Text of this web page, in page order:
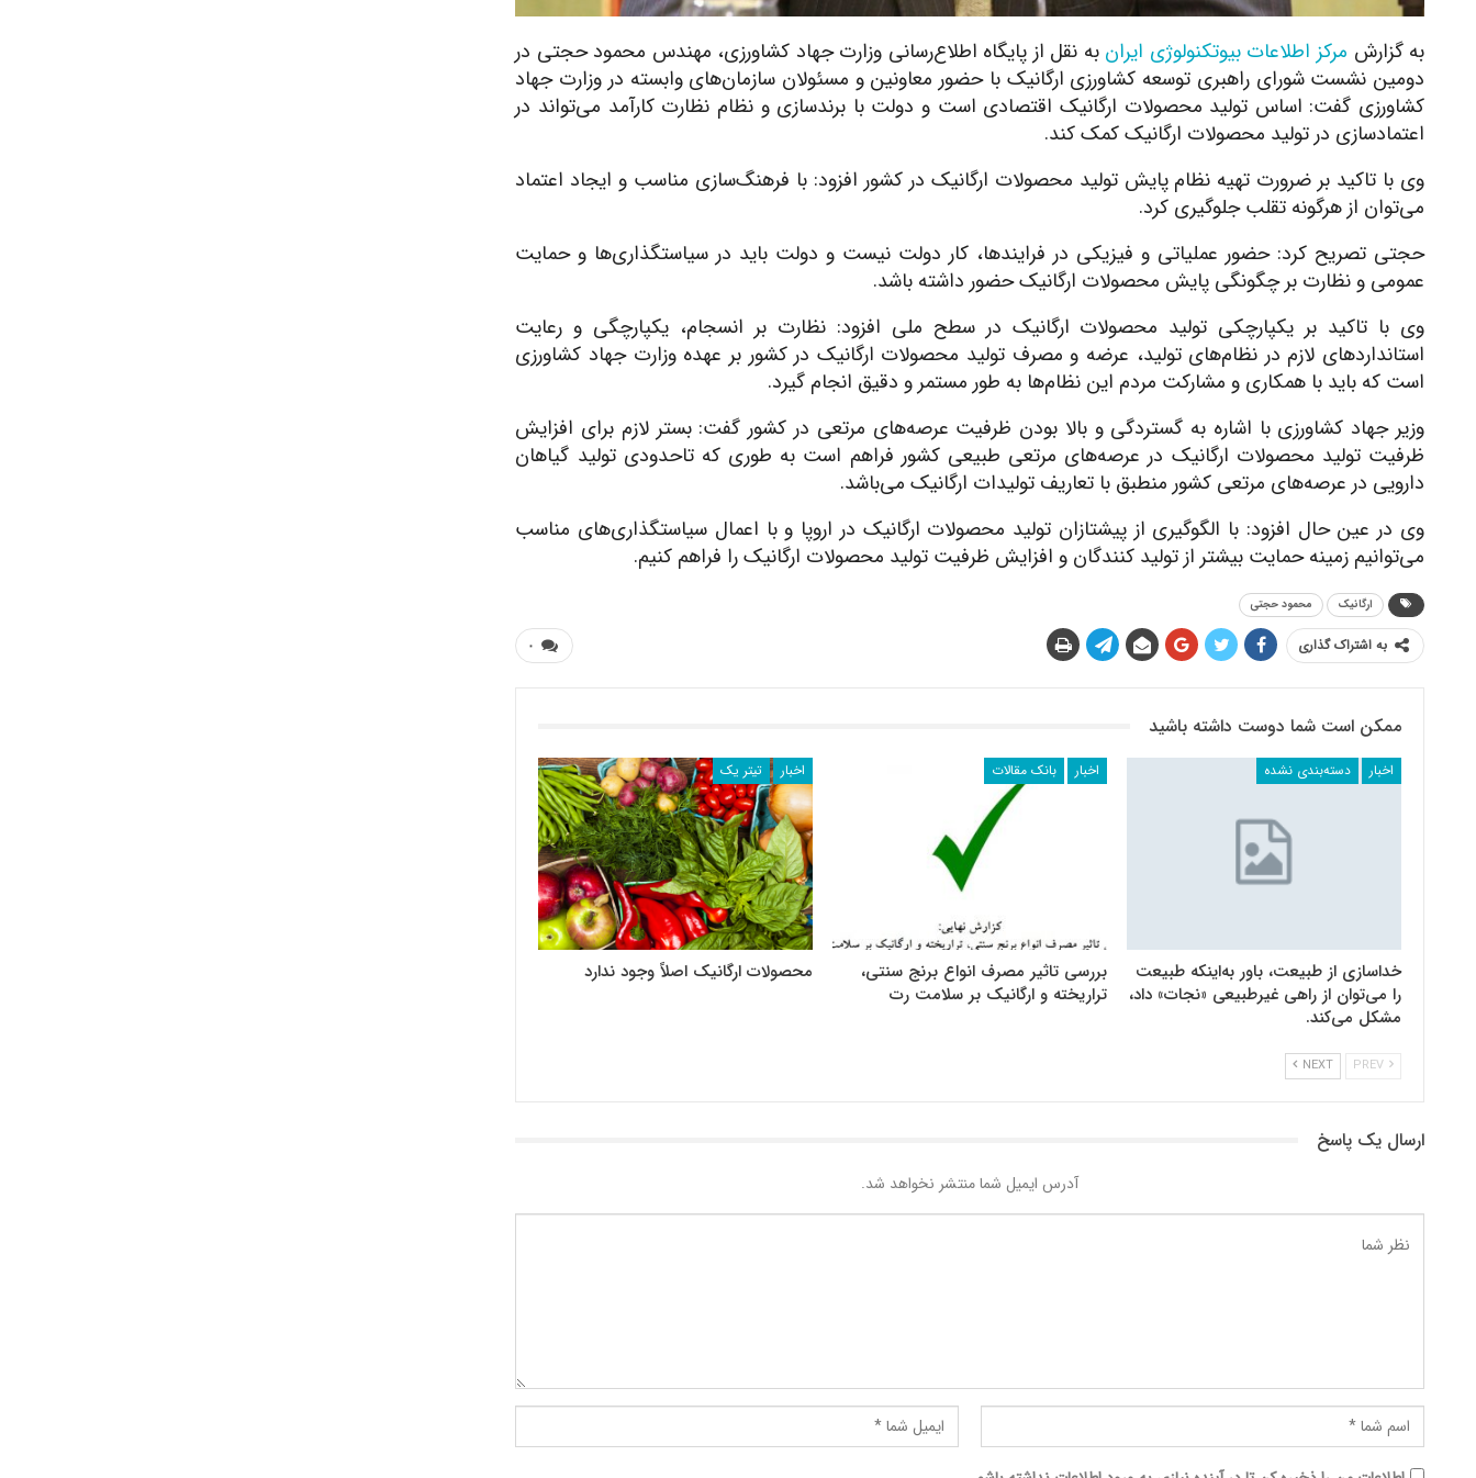
به گزارش مرکز اطلاعات بیوتکنولوژی ایران به نقل از پایگاه اطلاع‌رسانی وزارت جهاد کشاورزی، مهندس محمود حجتی در
دومین نشست شورای راهبری توسعه کشاورزی ارگانیک با حضور معاونین و مسئولان سازمان‌های وابسته در وزارت جهاد
کشاورزی گفت: اساس تولید محصولات ارگانیک اقتصادی است و دولت با برندسازی و نظام نظارت کارآمد می‌تواند در
اعتمادسازی در تولید محصولات ارگانیک کمک کند.
وی با تاکید بر ضرورت تهیه نظام پایش تولید محصولات ارگانیک در کشور افزود: با فرهنگ‌سازی مناسب و ایجاد اعتماد
می‌توان از هرگونه تقلب‌ جلوگیری کرد.
حجتی تصریح کرد: حضور عملیاتی و فیزیکی در فرایندها، کار دولت نیست و دولت باید در سیاستگذاری‌ها و حمایت
عمومی و نظارت بر چگونگی پایش محصولات ارگانیک حضور داشته باشد.
وی با تاکید بر یکپارچکی تولید محصولات ارگانیک در سطح ملی افزود: نظارت بر انسجام، یکپارچگی و رعایت
استانداردهای لازم در نظام‌های تولید، عرضه و مصرف تولید محصولات ارگانیک در کشور بر عهده وزارت جهاد کشاورزی
است که باید با همکاری و مشارکت مردم این نظام‌ها به طور مستمر و دقیق انجام گیرد.
وزیر جهاد کشاورزی با اشاره به گستردگی و بالا بودن ظرفیت عرصه‌های مرتعی در کشور گفت: بستر لازم برای افزایش
ظرفیت تولید محصولات ارگانیک در عرصه‌های مرتعی طبیعی کشور فراهم است به طوری که تاحدودی تولید گیاهان
دارویی در عرصه‌های مرتعی کشور منطبق با تعاریف تولیدات ارگانیک می‌باشد.
وی در عین حال افزود: با الگوگیری از پیشتازان تولید محصولات ارگانیک در اروپا و با اعمال سیاستگذاری‌های مناسب
می‌توانیم زمینه حمایت بیشتر از تولید کنندگان و افزایش ظرفیت تولید محصولات ارگانیک را فراهم کنیم.
ارگانیک محمود حجتی
۰ به اشتراک گذاری
ممکن است شما دوست داشته باشید
اخبار دسته‌بندی نشده
خداسازی از طبیعت، باور به‌‌اینکه طبیعت
را می‌‌توان از راهی غیرطبیعی «نجات» داد،
مشکل می‌‌کند.
اخبار بانک مقالات
بررسی تاثیر مصرف انواع برنج سنتی،
تراریخته و ارگانیک بر سلامت رت
اخبار تیتر یک
محصولات ارگانیک اصلاً وجود ندارد
NEXT
ارسال یک پاسخ
آدرس ایمیل شما منتشر نخواهد شد.